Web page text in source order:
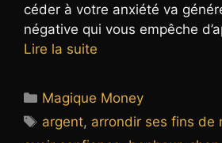
céder à votre anxiété va
négative qui vous empêche
Lire la suite
Catégories
Magique Money
Étiquettes
argent, arrondir ses fins de